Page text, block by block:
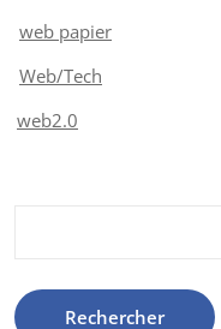
web papier
Web/Tech
web2.0